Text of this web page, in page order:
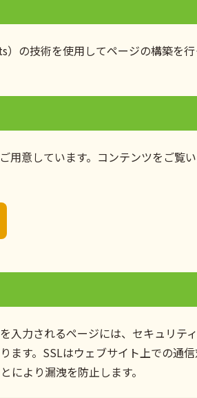
の技術を使用してページの構築を
用意しています。コンテンツをご覧
入力されるページには、セキュリテ
ます。SSLはウェブサイト上での通
により漏洩を防止します。